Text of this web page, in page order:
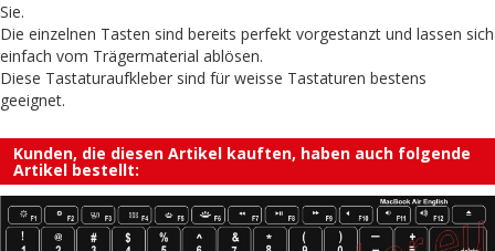
Sie.
Die einzelnen Tasten sind bereits perfekt vorgestanzt und lassen sich
einfach vom Trägermaterial ablösen.
Diese Tastaturaufkleber sind für weisse Tastaturen bestens
geeignet.
Kunden, die diesen Artikel kauften, haben auch folgende
Artikel bestellt: